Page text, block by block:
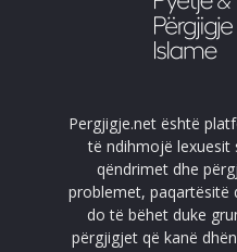
Pergjigje.net është
të ndihmojë lexuesit
qëndrimet dhe
problemet, paqartësitë
do të bëhet duke
përgjigjet që kanë